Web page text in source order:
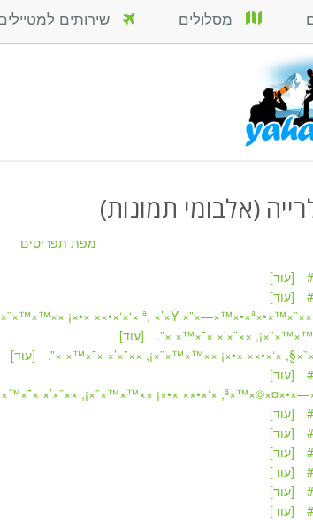
מסלולים שירותים
(אלבומי תמונות)
מפת תפריטים
[עוד]
[עוד]
» ×¤×”×•×§ ×¢× ××¨×™×•×ª,
» ×‘×•×× ×•×¡ ××™×™×¨×¡,
[עוד]
[עוד]
[עוד]
» ×¦× ×™×—×” ×—×•×¤×©×™×ª,
[עוד]
[עוד]
[עוד]
[עוד]
[עוד]
[עוד]